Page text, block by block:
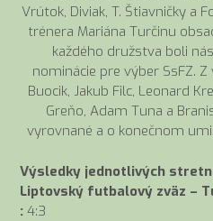
Vrútok, Diviak, T. Štiavničky a
trénera Mariána Turčinu
každého družstva boli
nominácie pre výber SsFZ.
Buocik, Jakub Filc, Leonard
Greňo, Adam Tuna a
vyrovnané a o konečnom
Výsledky jednotlivých
Liptovský futbalový zväz –
: 4:3